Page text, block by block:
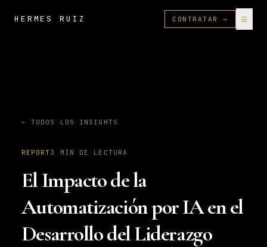
HERMES RUIZ CONTRATAR → ≡
← TODOS LOS INSIGHTS
REPORT3 MIN DE LECTURA
El Impacto de la
Automatización por IA en el
Desarrollo del Liderazgo